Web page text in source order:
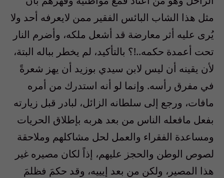
مثل هذا الشاب البائس الفقير ممن لايعرفه أحد ولا
يُرى عليه أثر معارضة قد أشعل ملكه، وأضرم النار
تحت أعمدة حكمه..!؟ بالتأكيد، لم يخطر بباله البتة،
لأن يقينه أن ليس لابن سيدي بوزيد أن يهز شعرةً
في مفرق رأسه. وإنما لو أنه استدرك من أمره
مافات، ورجع إلى سلطانه الزائل، لبادر قبل زيارته
بفعل مافعله الناس من بعد هربه بإطلاق الحريات
ومساعدة الفقراء والعمل لحل مشاكلهم وملاحقة
لصوص الوطن والحجز عليهم، إذاً لكان مصيره غير
هذا المصير، ولكن من بعد إيييه، وقد حكمَ فظلمَ